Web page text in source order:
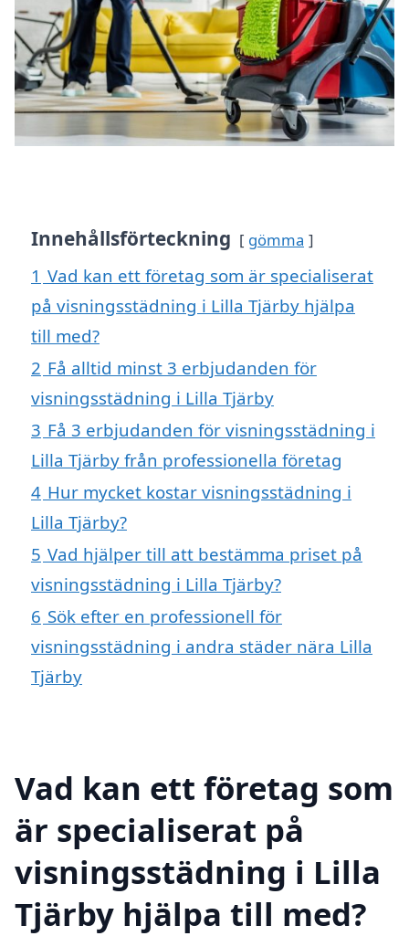
Innehållsförteckning gömma
1 Vad kan ett företag som är specialiserat
på visningsstädning i Lilla Tjärby hjälpa
till med?
2 Få alltid minst 3 erbjudanden för
visningsstädning i Lilla Tjärby
3 Få 3 erbjudanden för visningsstädning i
Lilla Tjärby från professionella företag
4 Hur mycket kostar visningsstädning i
Lilla Tjärby?
5 Vad hjälper till att bestämma priset på
visningsstädning i Lilla Tjärby?
6 Sök efter en professionell för
visningsstädning i andra städer nära Lilla
Tjärby
Vad kan ett företag som
är specialiserat på
visningsstädning i Lilla
Tjärby hjälpa till med?